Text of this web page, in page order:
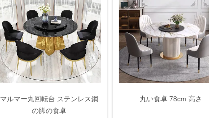
マルマー丸回転台 ステンレス鋼
の脚の食卓
丸い食卓 78cm 高さ